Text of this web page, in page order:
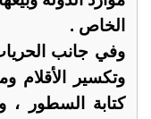
الخاص .
وفي جانب
وتكسير الأقلام
كتابة السطور ،